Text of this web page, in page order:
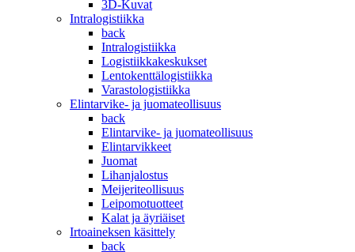
3D-Kuvat
Intralogistiikka
back
Intralogistiikka
Logistiikkakeskukset
Lentokenttälogistiikka
Varastologistiikka
Elintarvike- ja juomateollisuus
back
Elintarvike- ja juomateollisuus
Elintarvikkeet
Juomat
Lihanjalostus
Meijeriteollisuus
Leipomotuotteet
Kalat ja äyriäiset
Irtoaineksen käsittely
back